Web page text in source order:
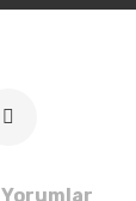
Yorumlar